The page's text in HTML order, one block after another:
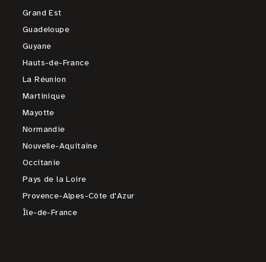
Grand Est
Guadeloupe
Guyane
Hauts-de-France
La Réunion
Martinique
Mayotte
Normandie
Nouvelle-Aquitaine
Occitanie
Pays de la Loire
Provence-Alpes-Côte d'Azur
Île-de-France